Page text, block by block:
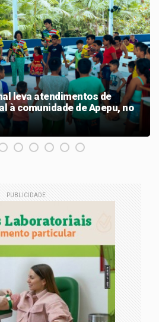
leva atendimentos de
à comunidade de Apepu, no
PUBLICIDADE